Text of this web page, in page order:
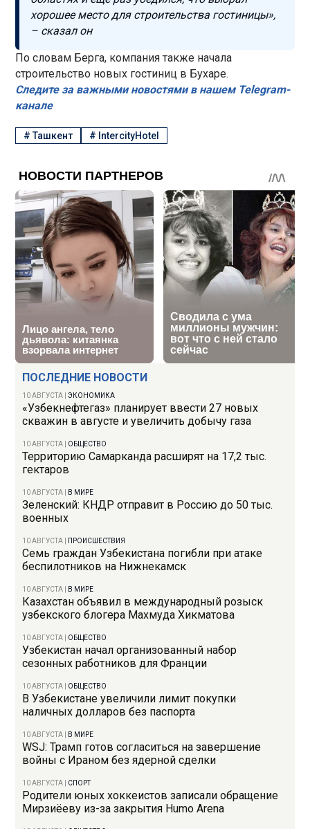
ПОСЛЕДНИЕ НОВОСТИ
10 АВГУСТА |ЭКОНОМИКА
«Узбекнефтегаз» планирует ввести 27 новых
скважин в августе и увеличить добычу газа
10 АВГУСТА ОБЩЕСТВО
Территорию Самарканда расширят на 17,2 тыс.
гектаров
10 АВГУСТА В МИРЕ
Зеленский: КНДР отправит в Россию до 50 тыс.
военных
10 АВГУСТА ПРОИСШЕСТВИЯ
Семь граждан Узбекистана погибли при атаке
беспилотников на Нижнекамск
10 АВГУСТА В МИРЕ
Казахстан объявил в международный розыск
узбекского блогера Махмуда Хикматова
10 АВГУСТА ОБЩЕСТВО
Узбекистан начал организованный набор
сезонных работников для Франции
10 АВГУСТА ОБЩЕСТВО
В Узбекистане увеличили лимит покупки
наличных долларов без паспорта
10 АВГУСТА В МИРЕ
WSJ: Трамп готов согласиться на завершение
войны с Ираном без ядерной сделки
10 АВГУСТА СПОРТ
Родители юных хоккеистов записали обращение
Мирзиёеву из-за закрытия Humo Arena
хорошее место для строительства гостиницы»,
– сказал он
По словам Берга, компания также начала
строительство новых гостиниц в Бухаре.
Следите за важными новостями в нашем Telegram-
канале
#Ташкент # IntercityHotel